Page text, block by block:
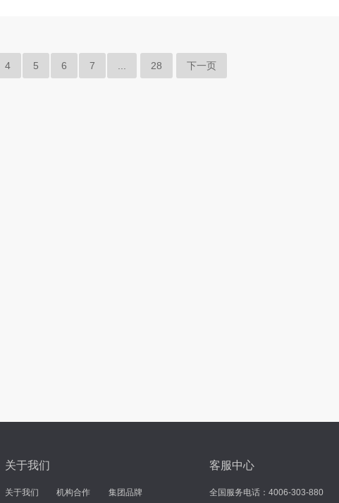
4 5 6 7 28 下一页
关于我们
关于我们 机构合作 集团品牌
客服中心
全国服务电话：4006-303-880